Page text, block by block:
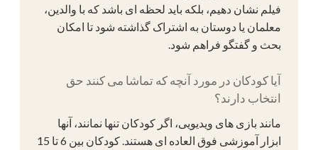
فیلم نشان دهیم، بلکه باید لحظه ای باشد که با والدین،
معلمان یا دوستان به اشتراک گذاشته شود تا امکان
بحث و گفتگو فراهم شود.
آیا کودکان در مورد آنچه که تماشا می کنند حق
انتخاب دارند؟
مانند بازی های ویدیویی، اگر کودکان تنها نمانند، آنها
ابزار آموزشی فوق العاده ای هستند. کودکان بین 6 تا 15